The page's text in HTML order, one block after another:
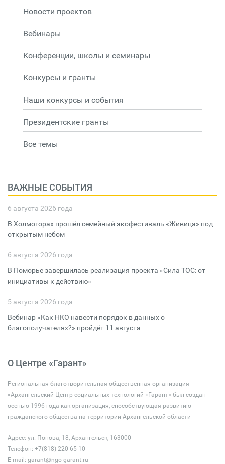
Новости проектов
Вебинары
Конференции, школы и семинары
Конкурсы и гранты
Наши конкурсы и события
Президентские гранты
Все темы
ВАЖНЫЕ СОБЫТИЯ
6 августа 2026 года
В Холмогорах прошёл семейный экофестиваль «Живица» под
открытым небом
6 августа 2026 года
В Поморье завершилась реализация проекта «Сила ТОС: от
инициативы к действию»
5 августа 2026 года
Вебинар «Как НКО навести порядок в данных о
благополучателях?» пройдёт 11 августа
О Центре «Гарант»
Региональная благотворительная общественная организация
«Архангельский Центр социальных технологий «Гарант» был создан
осенью 1996 года как организация, способствующая развитию
гражданского общества на территории Архангельской области
Адрес: ул. Попова, 18, Архангельск, 163000
Телефон: +7(818) 220-65-10
E-mail: garant@ngo-garant.ru